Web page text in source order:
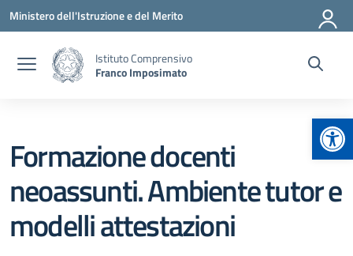
Vai ai contenuti
Vai al menu di navigazione
Vai al footer
Ministero dell'Istruzione e del Merito
Istituto Comprensivo
Franco Imposimato
Formazione docenti
neoassunti. Ambiente tutor e
modelli attestazioni